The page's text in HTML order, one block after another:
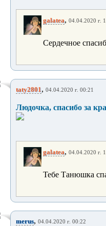
galatea, 04.04.2020 г.
Сердечное
taty2801, 04.04.2020 г. 00:21
Людочка, спасибо за
galatea, 04.04.2020 г.
Тебе Танюшка
merus, 04.04.2020 г. 00:22